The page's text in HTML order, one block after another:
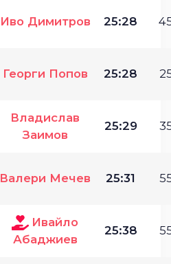
Иво Димитров 25:28
Георги Попов 25:28
Владислав
Заимов
25:29
Валери Мечев 25:31
Ивайло
Абаджиев
25:38